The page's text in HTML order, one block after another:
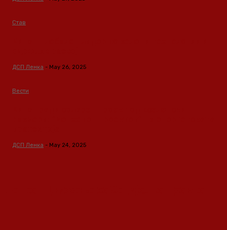
Став
ДСП Ленка - May 26, 2025
Вести
ДСП Ленка - May 24, 2025